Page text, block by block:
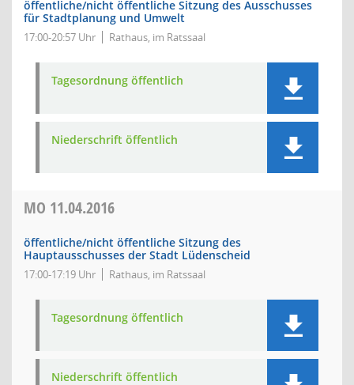
öffentliche/nicht öffentliche Sitzung des Ausschusses
für Stadtplanung und Umwelt
17:00-20:57 Uhr Rathaus, im Ratssaal
Tagesordnung öffentlich
Niederschrift öffentlich
MO 11.04.2016
öffentliche/nicht öffentliche Sitzung des
Hauptausschusses der Stadt Lüdenscheid
17:00-17:19 Uhr Rathaus, im Ratssaal
Tagesordnung öffentlich
Niederschrift öffentlich